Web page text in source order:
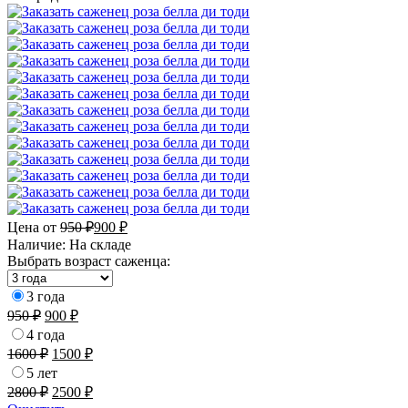
Цена от 950₽900 ₽
Наличие: На складе
Выбрать возраст саженца:
3 года
950₽ 900 ₽
4 года
1600₽ 1500 ₽
5 лет
2800₽ 2500 ₽